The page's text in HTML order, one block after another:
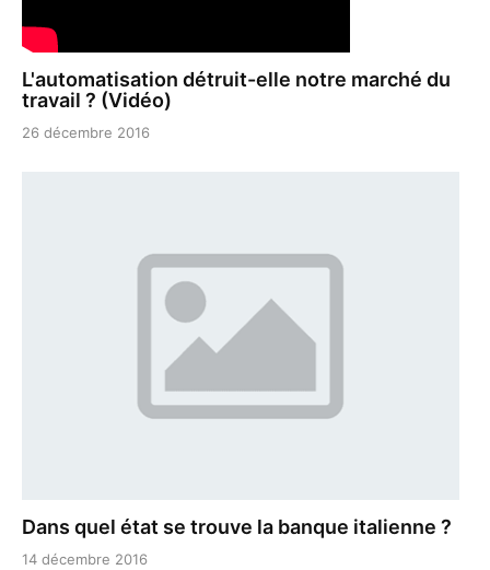
L'automatisation détruit-elle notre marché du
travail ? (Vidéo)
26 décembre 2016
Dans quel état se trouve la banque italienne ?
14 décembre 2016